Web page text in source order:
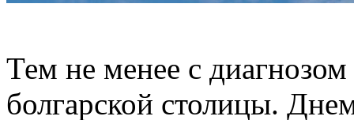
Тем не менее с
болгарской столицы.